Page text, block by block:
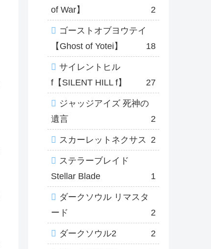
of War】
2
ゴーストオブヨウテイ
【Ghost of Yotei】
18
サイレントヒル
f【SILENT HILL f】
27
ジャッジアイズ 死神の
遺言
2
スカーレットネクサス 2
ステラーブレイド
Stellar Blade
1
ダークソウル リマスタ
ード
2
ダークソウル2 2